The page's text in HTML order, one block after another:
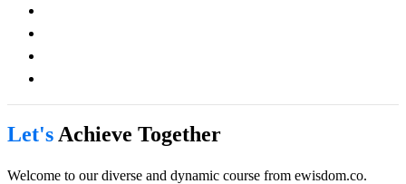
Let's Achieve Together
Welcome to our diverse and dynamic course from ewisdom.co.